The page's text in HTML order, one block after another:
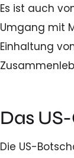
Es ist auch
Umgang mit
Einhaltung
Das
Die US-